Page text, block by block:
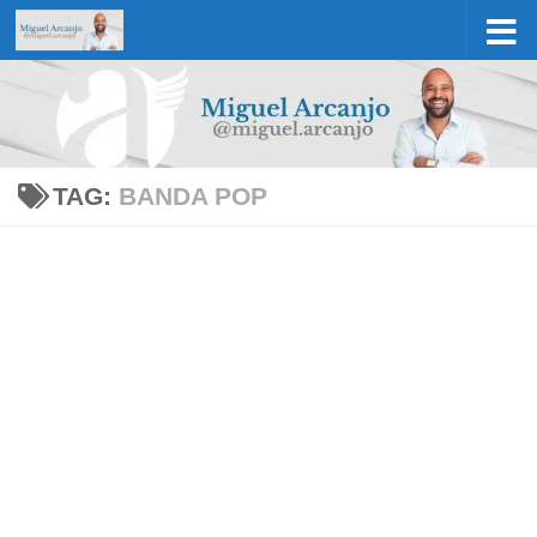
Skip to content
TAG: BANDA POP